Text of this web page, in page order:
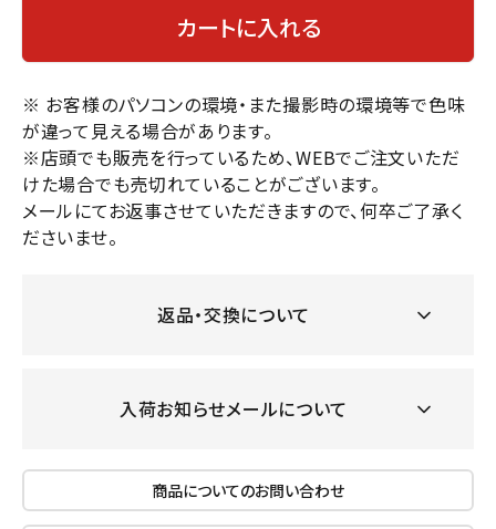
カートに入れる
※ お客様のパソコンの環境・また撮影時の環境等で色味
が違って見える場合があります。
※店頭でも販売を行っているため、WEBでご注文いただ
けた場合でも売切れていることがございます。
メールにてお返事させていただきますので、何卒ご了承く
ださいませ。
返品・交換について
入荷お知らせメールについて
商品についてのお問い合わせ